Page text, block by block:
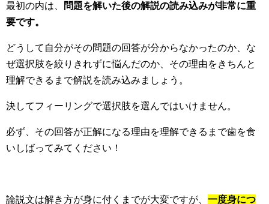
最初の内は、
問題を解いた後の解説の読み込みが非常に重
要です。
どうして自分がその問題の回答が分からなかったのか、な
ぜ選択肢を絞りきれずに悩んだのか、その理由をきちんと
理解できるまで解説を読み込みましょう。
決してフィーリングで選択肢を選んではいけません。
必ず、その回答が正解になる理由を理解できるまで歯を食
いしばってみてください！
論説文は解き方が身に付くまでが大変ですが、 一度身につ